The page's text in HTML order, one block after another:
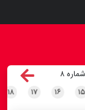
۸
۱۵ ۱۶ ۱۷ ۱۸